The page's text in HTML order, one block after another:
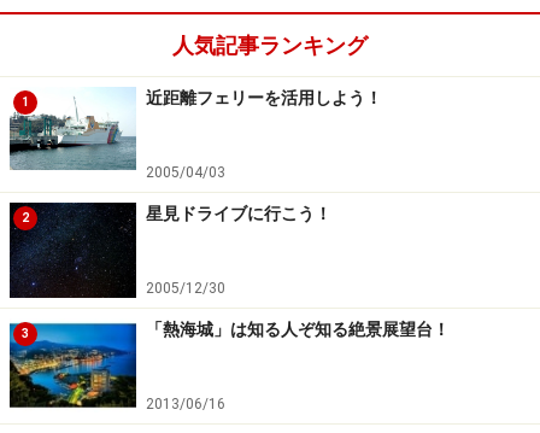
人気記事ランキング
1 近距離フェリーを活用しよう！
2005/04/03
2 星見ドライブに行こう！
2005/12/30
3 「熱海城」は知る人ぞ知る絶景展望台！
2013/06/16